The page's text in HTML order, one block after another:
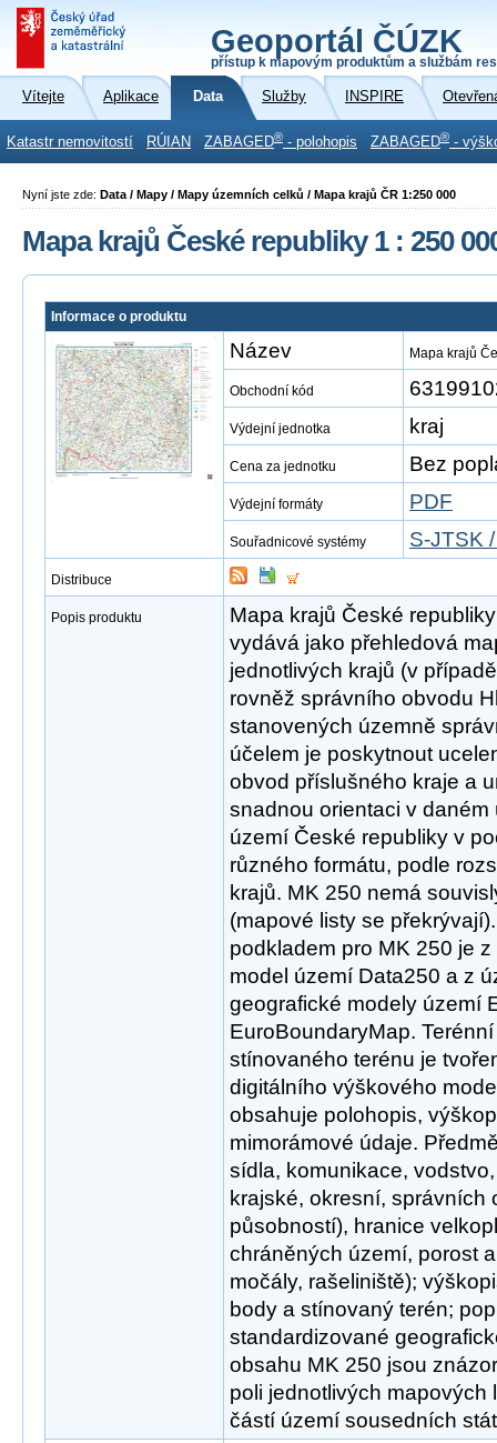
Geoportál ČÚZK
přístup k mapovým produktům a službám
Vítejte Aplikace Data Služby INSPIRE
Katastr nemovitostí RÚIAN ZABAGED® - polohopis ZABAGED® -
Nyní jste zde: Data / Mapy / Mapy územních celků / Mapa krajů ČR 1:250 000
Mapa krajů České republiky 1 : 250
Informace o produktu
Název Mapa krajů
Obchodní kód
Výdejní jednotka kraj
Cena za jednotku Bez
Výdejní formáty PDF
Souřadnicové systémy S-JTSK
Distribuce
Popis produktu
Mapa krajů České
vydává jako přehledová
jednotlivých krajů (v
rovněž správního obvodu
stanovených územně
účelem je poskytnout
obvod příslušného kraje a
snadnou orientaci v
území České republiky v
různého formátu, podle
krajů. MK 250 nemá
(mapové listy se
podkladem pro MK 250 je
model území Data250 a z
geografické modely území
EuroBoundaryMap.
stínovaného terénu je
digitálního výškového
obsahuje polohopis,
mimorámové údaje.
sídla, komunikace,
krajské, okresní,
působností), hranice
chráněných území, porost
močály, rašeliniště);
body a stínovaný terén;
standardizované
obsahu MK 250 jsou
poli jednotlivých mapových
částí území sousedních